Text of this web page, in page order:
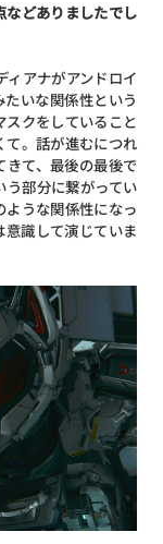
どありましたでし
アナがアンドロイ
いな関係性という
クをしていること
て。話が進むにつれ
きて、最後の最後で
う部分に繋がってい
うな関係性になっ
識して演じていま